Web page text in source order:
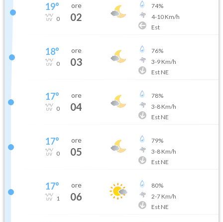
19°
0
ore
02
74%
4-10Km/h
Est
18°
0
ore
03
76%
3-9Km/h
Est NE
17°
0
ore
04
78%
3-8Km/h
Est NE
17°
0
ore
05
79%
3-8Km/h
Est NE
17°
1
ore
06
80%
2-7Km/h
Est NE